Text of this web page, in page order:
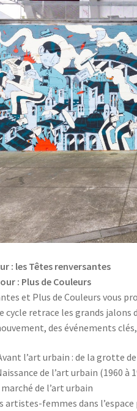
: les Têtes renversantes
: Plus de Couleurs
et Plus de Couleurs vous
cycle retrace les grands
des événements
l’art urbain : de la grotte
de l’art urbain (1960 à
marché de l’art urbain
artistes-femmes dans